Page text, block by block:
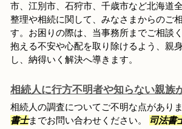
市、江別市、石狩市、千歳市など北海道
整理や相続に関して、みなさまからのご
す。お困りの際は、当事務所までご相談
抱える不安や心配を取り除けるよう、親
し、納得いく解決へ導きます。
相続人に行方不明者や知らない親族
相続人の調査についてご不明な点があり
書士までお問い合わせください。 司法書